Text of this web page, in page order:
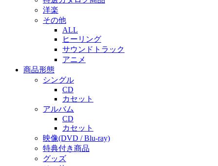
洋楽
その他
ALL
ヒーリング
サウンドトラック
アニメ
商品形態
シングル
CD
カセット
アルバム
CD
カセット
映像(DVD / Blu-ray)
特典付き商品
グッズ